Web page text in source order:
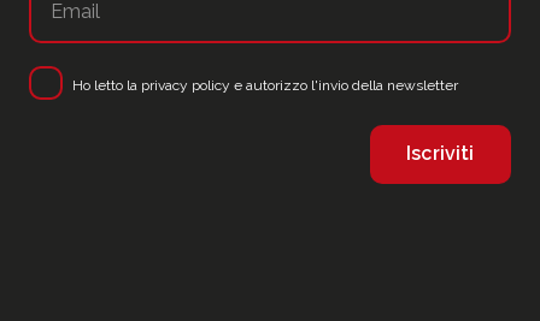
Ho letto la privacy policy e autorizzo l'invio della newsletter